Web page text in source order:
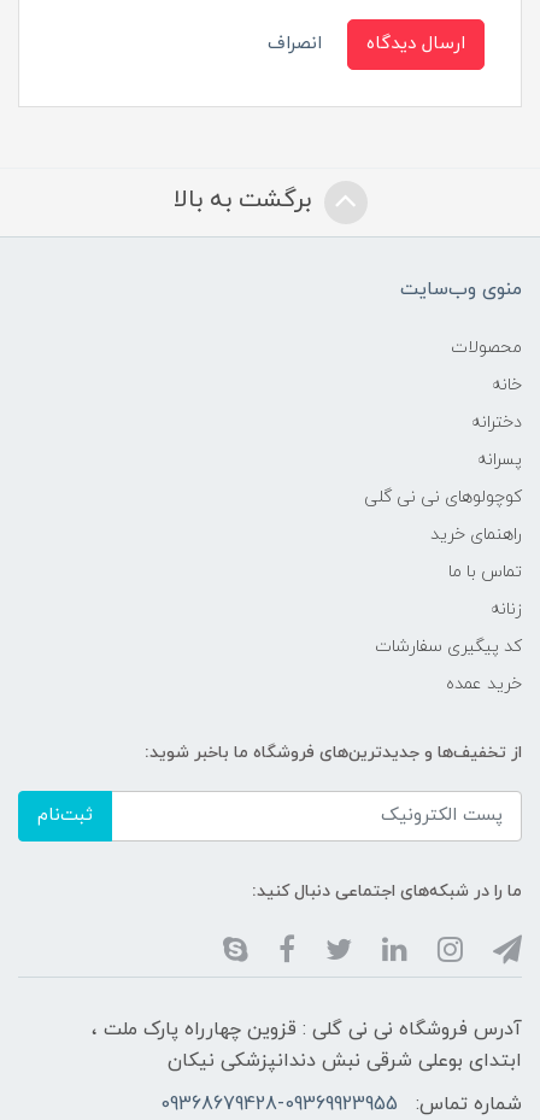
ارسال دیدگاه انصراف
برگشت به بالا
منوی وب‌سایت
محصولات
خانه
دخترانه
پسرانه
کوچولوهای نی نی گلی
راهنمای خرید
تماس با ما
زنانه
کد پیگیری سفارشات
خرید عمده
از تخفیف‌ها و جدیدترین‌های فروشگاه ما باخبر شوید:
ثبت‌نام
ما را در شبکه‌های اجتماعی دنبال کنید:
آدرس فروشگاه نی نی گلی : قزوین چهارراه پارک ملت ،
ابتدای بوعلی شرقی نبش دندانپزشکی نیکان
شماره تماس:
09368679428-09369923955